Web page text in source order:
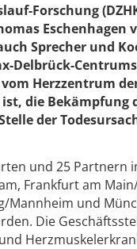
Forschung
Eschenhagen
Sprecher und
Delbrück-
Herzzentrum
die Bekämpfung
der
und 25 Partnern
Frankfurt am
Mannheim und
Die